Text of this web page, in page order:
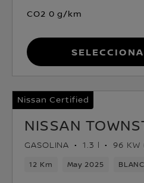
CO2 0 g/km
Nissan Certified
NISSAN
GASOLINA 1.3 l 96 KW
12 Km May 2025